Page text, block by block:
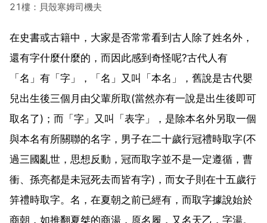
21樓：貝殼寒姆司機夫
在史書或古籍中，大家是否常常看到古人除了姓名外，
還有字什麼什麼的，而因此感到奇怪呢?古代人有
「名」有「字」，「名」又叫「本名」，舊說是古代嬰
兒出生後三個月由父輩所取(當然亦有一說是出生後即可
取名了)；而「字」又叫「表字」，是除本名外另取一個
與本名有所關聯的名字，男子在二十歲行冠禮時取字(不
過三國亂世，思想反動，冠而取字並不是一定遵循，曹
衝、孫亮都是未冠死去而皆有字)，而女子則在十五歲行
笄禮時取字。名，在夏朝之前已經有，而取字據說始於
商朝，如推翻夏桀的商湯，原名履，又名天乙，字湯。